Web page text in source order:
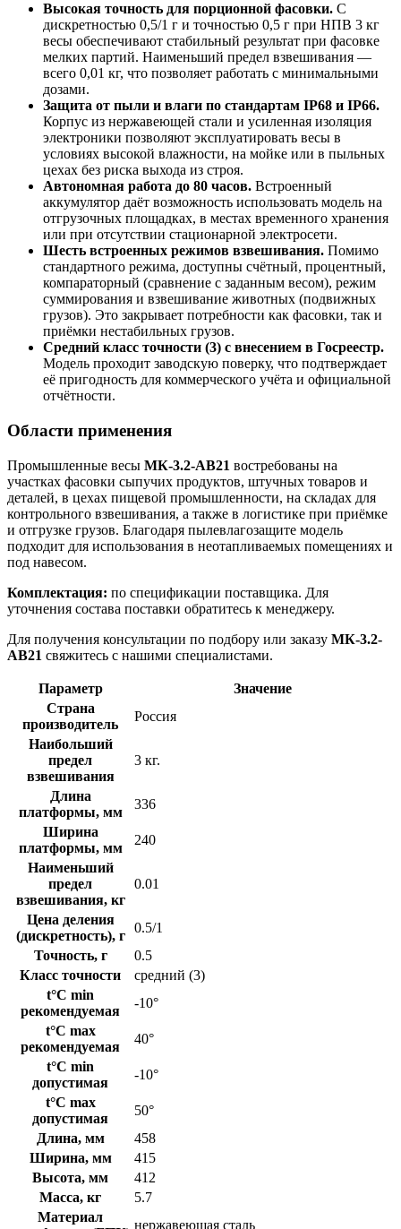
Высокая точность для порционной фасовки. С
дискретностью 0,5/1 г и точностью 0,5 г при НПВ 3 кг
весы обеспечивают стабильный результат при фасовке
мелких партий. Наименьший предел взвешивания —
всего 0,01 кг, что позволяет работать с минимальными
дозами.
Защита от пыли и влаги по стандартам IP68 и IP66.
Корпус из нержавеющей стали и усиленная изоляция
электроники позволяют эксплуатировать весы в
условиях высокой влажности, на мойке или в пыльных
цехах без риска выхода из строя.
Автономная работа до 80 часов. Встроенный
аккумулятор даёт возможность использовать модель на
отгрузочных площадках, в местах временного хранения
или при отсутствии стационарной электросети.
Шесть встроенных режимов взвешивания. Помимо
стандартного режима, доступны счётный, процентный,
компараторный (сравнение с заданным весом), режим
суммирования и взвешивание животных (подвижных
грузов). Это закрывает потребности как фасовки, так и
приёмки нестабильных грузов.
Средний класс точности (3) с внесением в Госреестр.
Модель проходит заводскую поверку, что подтверждает
её пригодность для коммерческого учёта и официальной
отчётности.
Области применения
Промышленные весы МК-3.2-AB21 востребованы на
участках фасовки сыпучих продуктов, штучных товаров и
деталей, в цехах пищевой промышленности, на складах для
контрольного взвешивания, а также в логистике при приёмке
и отгрузке грузов. Благодаря пылевлагозащите модель
подходит для использования в неотапливаемых помещениях и
под навесом.
Комплектация: по спецификации поставщика. Для
уточнения состава поставки обратитесь к менеджеру.
Для получения консультации по подбору или заказу МК-3.2-
AB21 свяжитесь с нашими специалистами.
Параметр
Значение
Страна
производитель
Россия
Наибольший
предел
взвешивания
3 кг.
Длина
платформы, мм
336
Ширина
платформы, мм
240
Наименьший
предел
взвешивания, кг
0.01
Цена деления
(дискретность), г
0.5/1
Точность, г
0.5
Класс точности
средний (3)
t°C min
рекомендуемая
-10°
t°C max
рекомендуемая
40°
t°C min
допустимая
-10°
t°C max
допустимая
50°
Длина, мм
458
Ширина, мм
415
Высота, мм
412
Масса, кг
5.7
Материал
нержавеющая сталь